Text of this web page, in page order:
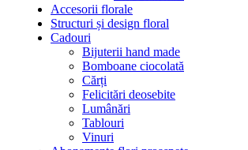
Accesorii florale
Structuri și design floral
Cadouri
Bijuterii hand made
Bomboane ciocolată
Cărți
Felicitări deosebite
Lumânări
Tablouri
Vinuri